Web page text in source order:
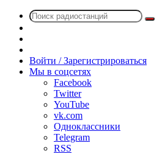
радио
Войти / Зарегистрироваться
Мы в соцсетях
Facebook
Twitter
YouTube
vk.com
Одноклассники
Telegram
RSS